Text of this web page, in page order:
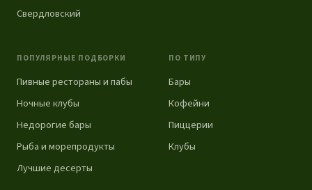
Свердловский
ПОПУЛЯРНЫЕ ПОДБОРКИ
Пивные рестораны и пабы
Ночные клубы
Недорогие бары
Рыба и морепродукты
Лучшие десерты
ПО ТИПУ
Бары
Кофейни
Пиццерии
Клубы